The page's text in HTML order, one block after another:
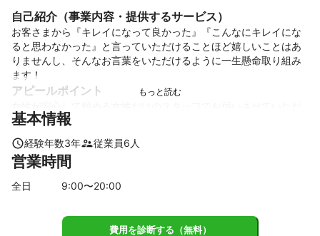
自己紹介（事業内容・提供するサービス）
お客さまから『キレイになって良かった』『こんなにキレイにな
ると思わなかった』と言っていただけることほど嬉しいことはあ
りませんし、そんなお言葉をいただけるように一生懸命取り組み
ます！
アピールポイント
きます！
基本情報
経験年数3年 従業員6 人
営業時間
全日 9:00〜20:00
費用を診断する（無料）